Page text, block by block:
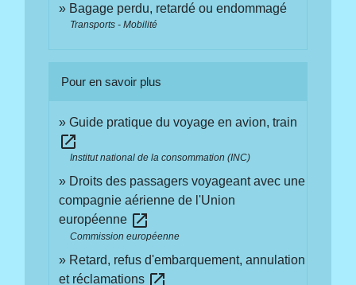
Bagage perdu, retardé ou endommagé
Transports - Mobilité
Pour en savoir plus
Guide pratique du voyage en avion, train
open_in_new
Institut national de la consommation (INC)
Droits des passagers voyageant avec une
compagnie aérienne de l'Union
européenne open_in_new
Commission européenne
Retard, refus d'embarquement, annulation
et réclamations open_in_new